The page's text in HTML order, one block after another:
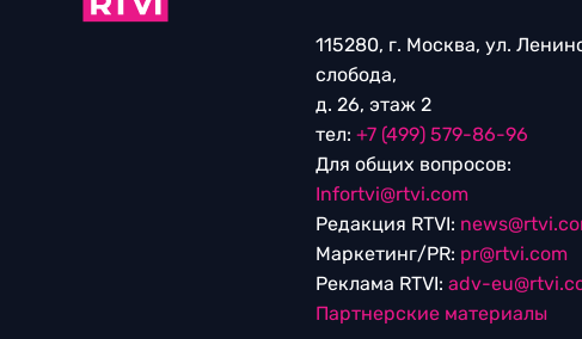
115280, г. Москва, ул.
слобода,
д. 26, этаж 2
тел: +7 (499) 579-86-96
Для общих вопросов:
Infortvi@rtvi.com
Редакция RTVI:
Маркетинг/PR: pr@rtvi.com
Реклама RTVI: adv-
Партнерские материалы